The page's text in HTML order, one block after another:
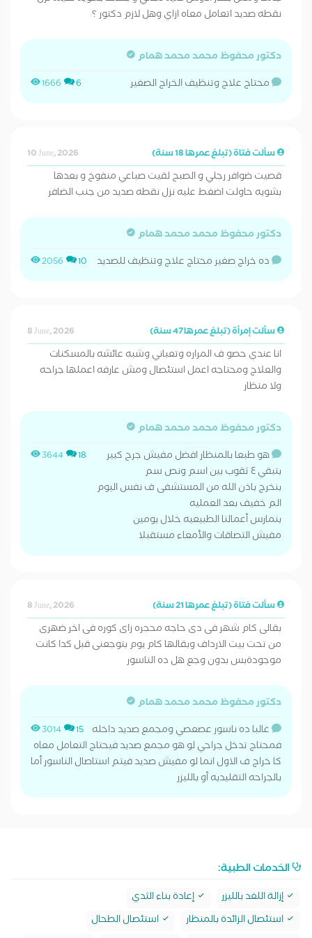
نقطه صديد اتعامل معاه ازاي وهل لازم دكتور ؟
دكتور محفوظ محمد محمد همام
1666 6 محتاج علاج وتنظيف الخراج الصغير
سألت فتاة (تبلغ عمرها 18 سنة) 10 June, 2026
قصيت ضوافر رجلي و الصبح لقيت صباعي منفوخ و بعدها
بشويه حاولت اضغط عليه نزل نقطه صديد من جنب الضافر
دكتور محفوظ محمد محمد همام
2056 10 ده خراج صغير محتاج علاج وتنظيف للصديد
سألت إمرأة (تبلغ عمرها 47 سنة) 8 June, 2026
انا عندي حصو ف المراره وتعباني وشبه عائشه بالمسكنات
والعلاج ومحتاجه اعمل استئصال ومش عارفه اعملها جراحه
ولا منظار
دكتور محفوظ محمد محمد همام
3644 18
هو طبعا بالمنظار افضل مفيش جرح كبير
بتبقي ٤ ثقوب بين اسم ونص سم
بنخرج باذن الله من المستشفى ف نفس اليوم
الم خفيف بعد العمليه
بنمارس أعمالنا الطبيعيه خلال يومين
مفيش التصاقات والأمعاء مستقبلا
سألت فتاة (تبلغ عمرها 21 سنة) 8 June, 2026
بقالى كام شهر فى دى حاجه محجره زاى كوره فى اخر ضهرى
من تحت بيت الارداف وبقالها كام يوم بتوجعنى قبل كدا كانت
موجودةبس بدون وجع هل ده الناسور
دكتور محفوظ محمد محمد همام
3014 15 غالبا ده ناسور عصعصي ومجمع صديد داخله
فمحتاج تدخل جراحي لو هو مجمع صديد فيحتاج التعامل معاه
كا خراج ف الاول انما لو مفيش صديد فيتم استاصال الناسور أما
بالجراحه التقليديه أو بالليزر
الخدمات الطبية:
إزالة اللغد بالليزر
إعادة بناء الثدي
استئصال الزائدة بالمنظار
استئصال الطحال